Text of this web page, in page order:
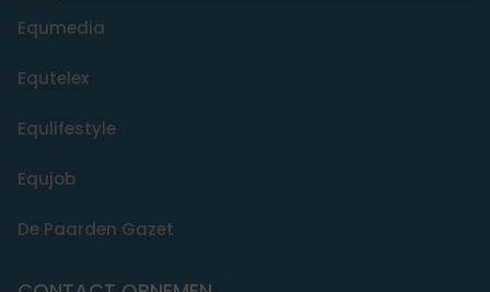
Equmedia
Equtelex
Equlifestyle
Equjob
De Paarden Gazet